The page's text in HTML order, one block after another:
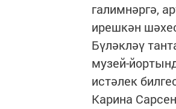
галимнәргә,
ирешкән
Бүләкләү
музей-
истәлек
Карина